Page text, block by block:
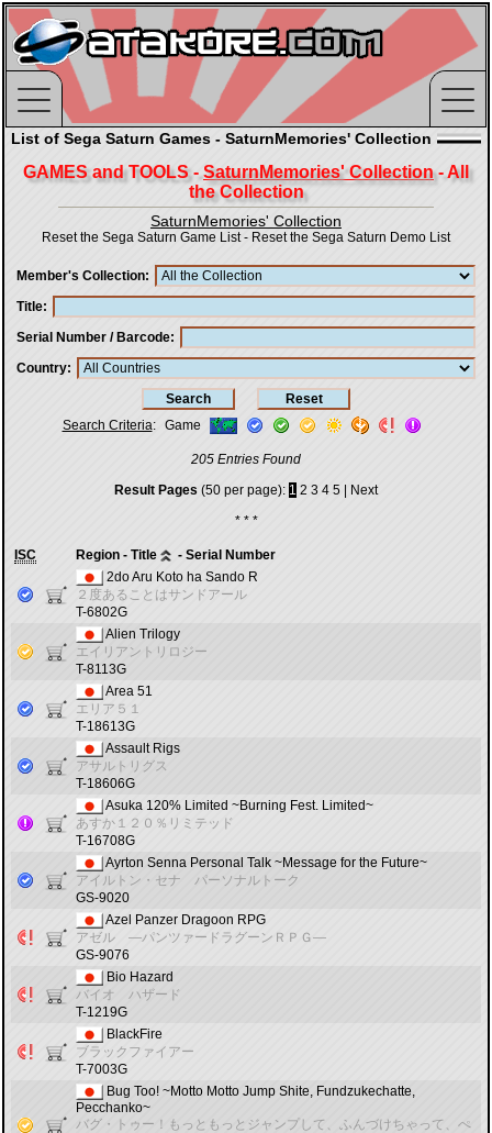
List of Sega Saturn Games - SaturnMemories' Collection
GAMES and TOOLS - SaturnMemories' Collection- All
the Collection
SaturnMemories' Collection
Reset the Sega Saturn Game List- Reset the Sega Saturn Demo List
Member's Collection
Title
Serial Number / Barcode
Country
Search Criteria: Game
205 Entries Found
Result Pages (50 per page): 1 2 3 4 5
Next
* * *
ISC Region - Title
- Serial Number
2do Aru Koto ha Sando R
２度あることはサンドアール
T-6802G
Alien Trilogy
エイリアントリロジー
T-8113G
Area 51
エリア５１
T-18613G
Assault Rigs
アサルトリグス
T-18606G
Asuka 120% Limited ~Burning Fest. Limited~
あすか１２０％リミテッド
T-16708G
Ayrton Senna Personal Talk ~Message for the Future~
アイルトン・セナ パーソナルトーク
GS-9020
Azel Panzer Dragoon RPG
アゼル ―パンツァードラグーンＲＰＧ―
GS-9076
Bio Hazard
バイオ ハザード
T-1219G
BlackFire
ブラックファイアー
T-7003G
Bug Too! ~Motto Motto Jump Shite, Fundzukechatte,
Pecchanko~
バグ・トゥー！もっともっとジャンプして、ふんづけちゃって、ぺ